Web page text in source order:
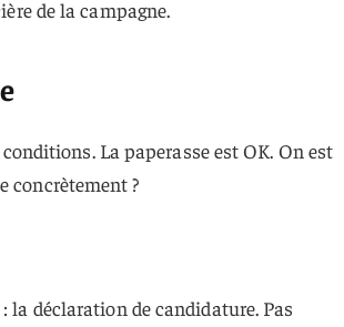
de la campagne.
La paperasse est OK. On est
concrètement ?
la déclaration de candidature. Pas